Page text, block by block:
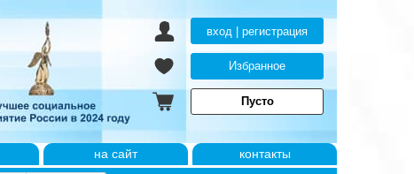
вход | регистрация
Избранное
Пусто
на сайт контакты